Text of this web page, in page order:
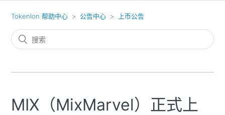
Tokenlon 帮助中心 公告中心 上币公告
MIX（MixMarvel）正式上